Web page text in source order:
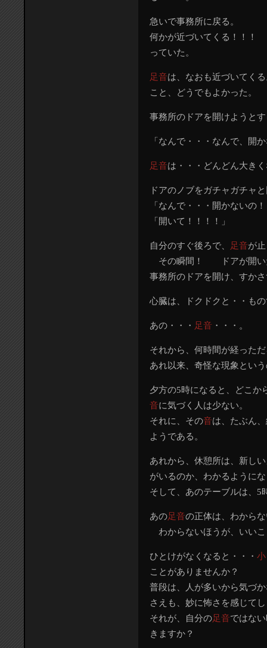
急いで事務所に戻る。
何かが近づいてくる！！
っていた。
足音は、なおも近づいてく
こと、どうでもよかった。
事務所のドアを開けようと
「なんで・・・なんで、開
足音は・・・どんどん大き
ドアのノブをガチャガチャ
「なんで・・・開かないの
「開いて！！！！」
自分のすぐ後ろで、 足音が
その瞬間！ ドアが開
事務所のドアを開け、すか
心臓は、ドクドクと・・も
あの・・・ 足音 ・・・。
それから、何時間が経った
あれ以来、奇怪な現象とい
夕方の5時になると、どこか
音に気づく人は少ない。
それに、その音は、たぶん
ようである。
あれから、休憩所は、新し
がいるのか、わかるように
そして、あのテーブルは、5
あの足音の正体は、わから
わからないほうが、いい
ひとけがなくなると・・・
ことがありませんか？
普段は、人が多いから気づ
さえも、妙に怖さを感じて
それが、自分の足音ではな
きますか？